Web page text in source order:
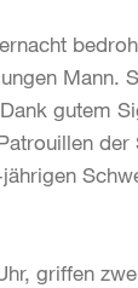
Mann.
gutem
griffen